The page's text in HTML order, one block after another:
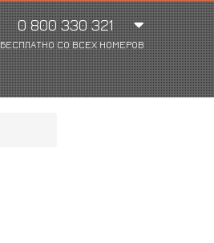
0 800 330 321
БЕСПЛАТНО СО ВСЕХ НОМЕРОВ